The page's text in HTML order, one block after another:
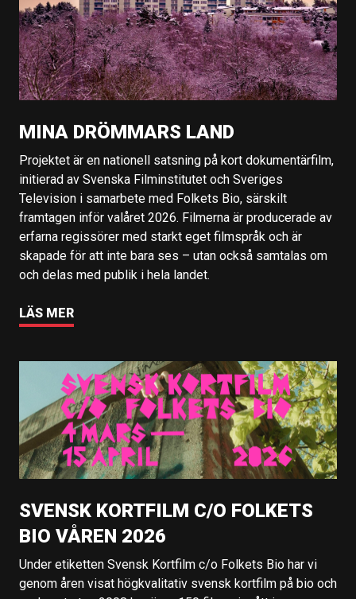
MINA DRÖMMARS LAND
Projektet är en nationell satsning på kort dokumentärfilm,
initierad av Svenska Filminstitutet och Sveriges
Television i samarbete med Folkets Bio, särskilt
framtagen inför valåret 2026. Filmerna är producerade av
erfarna regissörer med starkt eget filmspråk och är
skapade för att inte bara ses – utan också samtalas om
och delas med publik i hela landet.
LÄS MER
SVENSK KORTFILM C/O FOLKETS
BIO VÅREN 2026
Under etiketten Svensk Kortfilm c/o Folkets Bio har vi
genom åren visat högkvalitativ svensk kortfilm på bio och